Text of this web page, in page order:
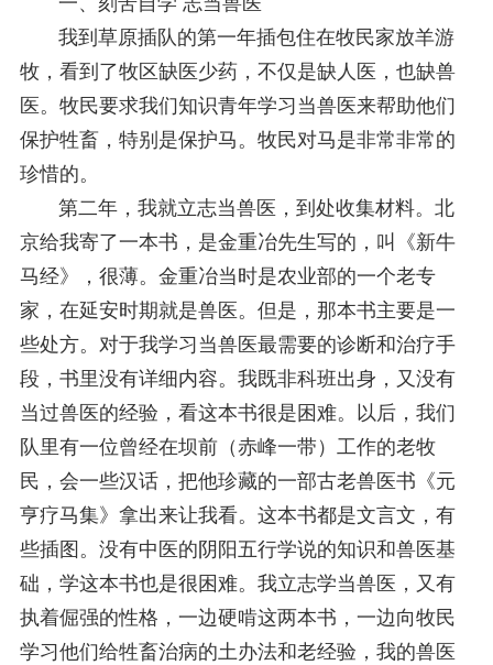
我到草原插队的第一年插包住在牧民家放羊游
牧，看到了牧区缺医少药，不仅是缺人医，也缺兽
医。牧民要求我们知识青年学习当兽医来帮助他们
保护牲畜，特别是保护马。牧民对马是非常非常的
珍惜的。
第二年，我就立志当兽医，到处收集材料。北
京给我寄了一本书，是金重冶先生写的，叫《新牛
马经》，很薄。金重冶当时是农业部的一个老专
家，在延安时期就是兽医。但是，那本书主要是一
些处方。对于我学习当兽医最需要的诊断和治疗手
段，书里没有详细内容。我既非科班出身，又没有
当过兽医的经验，看这本书很是困难。以后，我们
队里有一位曾经在坝前（赤峰一带）工作的老牧
民，会一些汉话，把他珍藏的一部古老兽医书《元
亨疗马集》拿出来让我看。这本书都是文言文，有
些插图。没有中医的阴阳五行学说的知识和兽医基
础，学这本书也是很困难。我立志学当兽医，又有
执着倔强的性格，一边硬啃这两本书，一边向牧民
学习他们给牲畜治病的土办法和老经验，我的兽医